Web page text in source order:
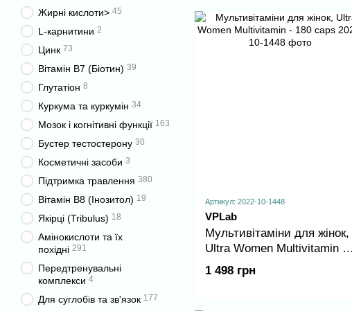
Артикул: 2022-10-1448
VPLab
Мультивітаміни для жінок,
Ultra Women Multivitamin -
180 caps
1 498 грн
Жирні кислоти> 45
L-карнитини 2
Цинк 73
Вітамін B7 (Біотин) 39
Глутатіон 8
Куркума та куркумін 34
Мозок і когнітивні функції 163
Бустер тестостерону 30
Косметичні засоби 3
Підтримка травлення 380
Вітамін B8 (Інозитол) 19
Якірці (Tribulus) 18
Амінокислоти та їх
похідні 291
Передтренувальні
комплекси 4
Для суглобів та зв'язок 177